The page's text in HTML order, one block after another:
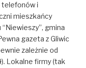
telefonów i
mieszkańcy
gmina
gazeta z Gliwic
zależnie od
Lokalne firmy (tak